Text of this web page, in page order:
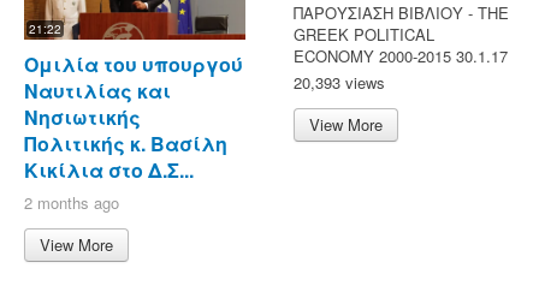
21:22
Ομιλία του υπουργού
Ναυτιλίας και
Νησιωτικής
Πολιτικής κ. Βασίλη
Κικίλια στο Δ.Σ...
2 months ago
View More
ΠΑΡΟΥΣΙΑΣΗ ΒΙΒΛΙΟΥ - ΤΗΕ
GREEK POLITICAL
ECONOMY 2000-2015 30.1.17
20,393 views
View More